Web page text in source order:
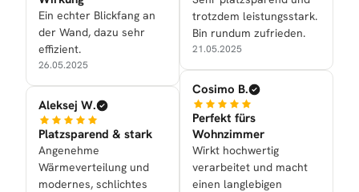
Ein echter Blickfang an
der Wand, dazu sehr
effizient.
26.05.2025
Aleksej W.
Platzsparend & stark
Angenehme
Wärmeverteilung und
modernes, schlichtes
trotzdem leistungsstark.
Bin rundum zufrieden.
21.05.2025
Cosimo B.
Perfekt fürs
Wohnzimmer
Wirkt hochwertig
verarbeitet und macht
einen langlebigen